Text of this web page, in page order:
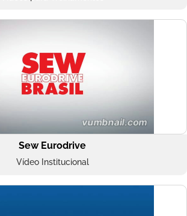
Sew Eurodrive
Vídeo Institucional